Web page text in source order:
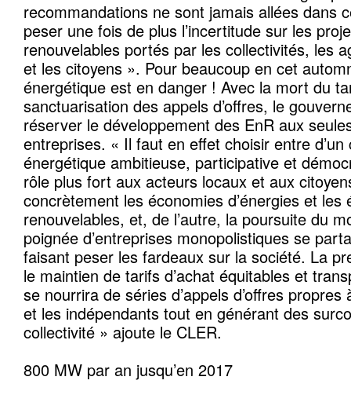
recommandations ne sont jamais allées dans
peser une fois de plus l’incertitude sur les
renouvelables portés par les collectivités, les
et les citoyens ». Pour beaucoup en cet
énergétique est en danger ! Avec la mort du
sanctuarisation des appels d’offres, le
réserver le développement des EnR aux
entreprises. « Il faut en effet choisir entre
énergétique ambitieuse, participative et
rôle plus fort aux acteurs locaux et aux
concrètement les économies d’énergies et les
renouvelables, et, de l’autre, la poursuite du
poignée d’entreprises monopolistiques se
faisant peser les fardeaux sur la société. La
le maintien de tarifs d’achat équitables et
se nourrira de séries d’appels d’offres
et les indépendants tout en générant des
collectivité » ajoute le CLER.
800 MW par an jusqu’en 2017